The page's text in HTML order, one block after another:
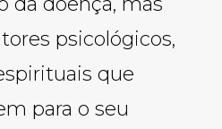
psicológicos,
que
para o seu